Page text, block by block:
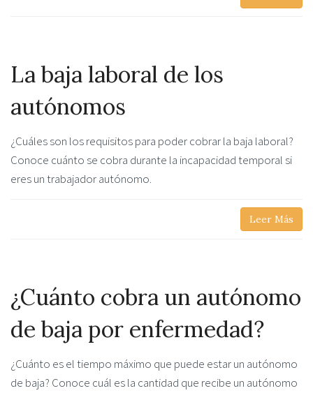
La baja laboral de los
autónomos
¿Cuáles son los requisitos para poder cobrar la baja laboral?
Conoce cuánto se cobra durante la incapacidad temporal si
eres un trabajador autónomo.
Leer Más
¿Cuánto cobra un autónomo
de baja por enfermedad?
¿Cuánto es el tiempo máximo que puede estar un autónomo
de baja? Conoce cuál es la cantidad que recibe un autónomo